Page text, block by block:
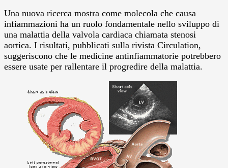
Una nuova ricerca mostra come molecola che causa
infiammazioni ha un ruolo fondamentale nello sviluppo di
una malattia della valvola cardiaca chiamata stenosi
aortica. I risultati, pubblicati sulla rivista Circulation,
suggeriscono che le medicine antinfiammatorie potrebbero
essere usate per rallentare il progredire della malattia.